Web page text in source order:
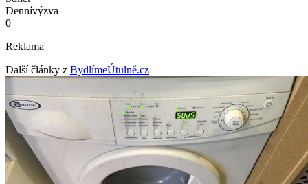
Dennívýzva
0
Reklama
Další články z BydlímeÚtulně.cz